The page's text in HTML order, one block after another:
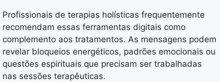
Profissionais de terapias holísticas frequentemente
recomendam essas ferramentas digitais como
complemento aos tratamentos. As mensagens podem
revelar bloqueios energéticos, padrões emocionais ou
questões espirituais que precisam ser trabalhadas
nas sessões terapêuticas.